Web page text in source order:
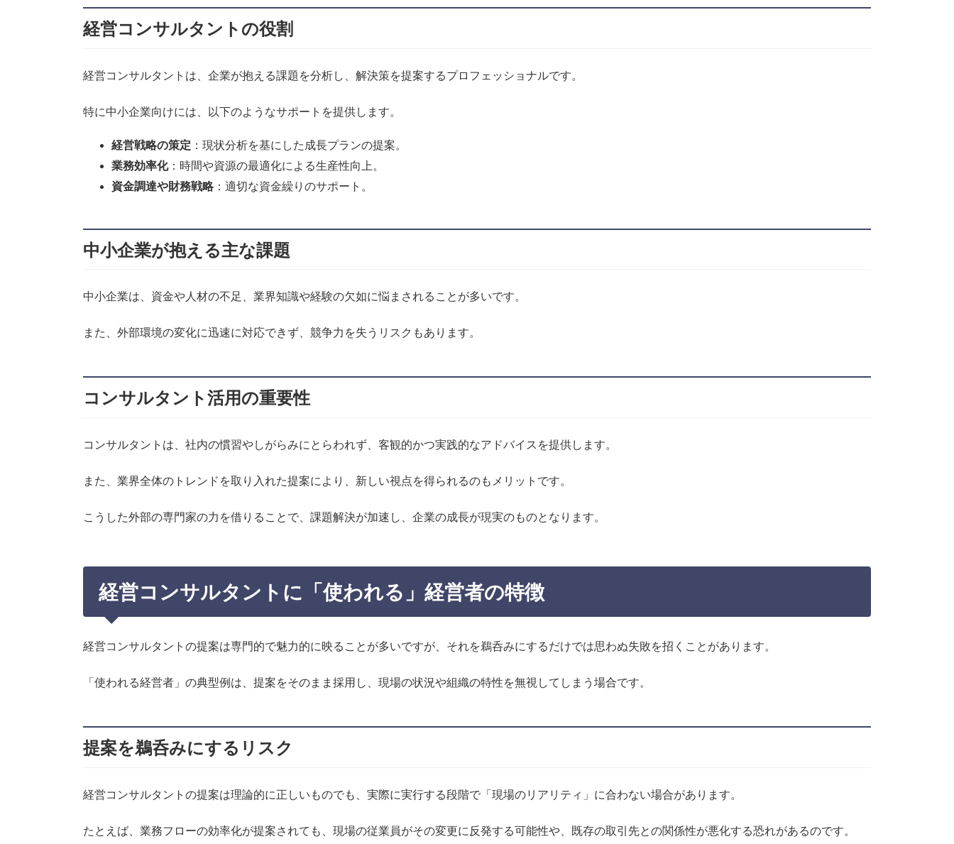
経営コンサルタントの役割
経営コンサルタントは、企業が抱える課題を分析し、解決策を提案するプロフェッショナルです。
特に中小企業向けには、以下のようなサポートを提供します。
経営戦略の策定 ：現状分析を基にした成長プランの提案。
業務効率化：時間や資源の最適化による生産性向上。
資金調達や財務戦略：適切な資金繰りのサポート。
中小企業が抱える主な課題
中小企業は、資金や人材の不足、業界知識や経験の欠如に悩まされることが多いです。
また、外部環境の変化に迅速に対応できず、競争力を失うリスクもあります。
コンサルタント活用の重要性
コンサルタントは、社内の慣習やしがらみにとらわれず、客観的かつ実践的なアドバイスを提供します。
また、業界全体のトレンドを取り入れた提案により、新しい視点を得られるのもメリットです。
こうした外部の専門家の力を借りることで、課題解決が加速し、企業の成長が現実のものとなります。
経営コンサルタントに「使われる」経営者の特徴
経営コンサルタントの提案は専門的で魅力的に映ることが多いですが、それを鵜呑みにするだけでは思わぬ失敗を招くことがあります。
「使われる経営者」の典型例は、提案をそのまま採用し、現場の状況や組織の特性を無視してしまう場合です。
提案を鵜呑みにするリスク
経営コンサルタントの提案は理論的に正しいものでも、実際に実行する段階で「現場のリアリティ」に合わない場合があります。
たとえば、業務フローの効率化が提案されても、現場の従業員がその変更に反発する可能性や、既存の取引先との関係性が悪化する恐れがあるのです。